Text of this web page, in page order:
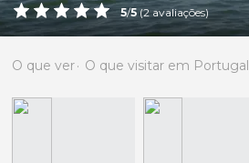
5/5(2 avaliações)
O que ver O que visitar em Portugal